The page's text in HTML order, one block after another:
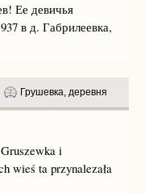
Ее девичья
в д. Габрилеевка,
Грушевка, деревня
i
wieś ta przynalezała